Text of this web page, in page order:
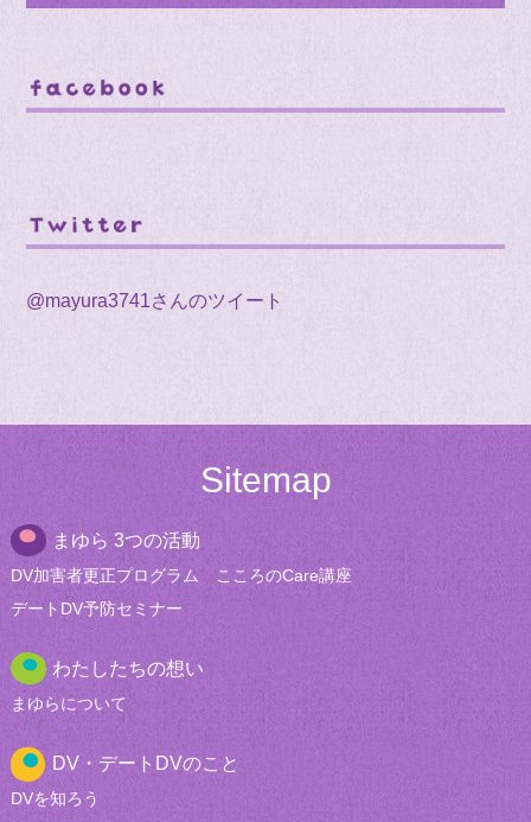
@mayura3741さんのツイート
Sitemap
まゆら 3つの活動
DV加害者更正プログラム
こころのCare講座
デートDV予防セミナー
わたしたちの想い
まゆらについて
DV・デートDVのこと
DVを知ろう